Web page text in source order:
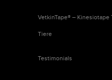
VetkinTape® –
Tiere
Testimonials